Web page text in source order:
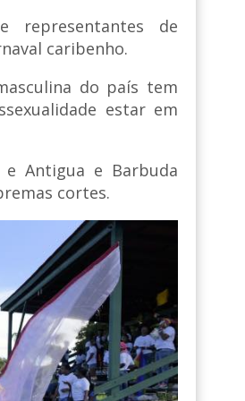
representantes de
caribenho.
do país tem
estar em
Antigua e Barbuda
cortes.